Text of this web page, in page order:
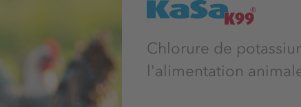
Chlorure de
l'alimentation